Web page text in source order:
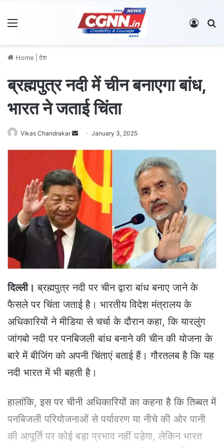
Log In
Home देश
ब्रह्मपुत्र नदी में चीन बनाएगा बांध,
भारत ने जताई चिंता
Vikas Chandrakar
a
n
e
m
January 3, 2025
दिल्ली। ब्रह्मपुत्र नदी पर चीन द्वारा बांध बनाए जाने के
फैसले पर चिंता जताई है। भारतीय विदेश मंत्रालय के
अधिकारियों ने मीडिया से चर्चा के दौरान कहा, कि यारलुंग
जांगबो नदी पर पनबिजली बांध बनाने की चीन की योजना के
बारे में बीजिंग को अपनी चिंताएं बताई हैं। गौरतलब है कि यह
नदी भारत में भी बहती है।
हालांकि, इस पर चीनी अधिकारियों का कहना है कि तिब्बत में
पनबिजली परियोजनाओं से पर्यावरण या नीचे की ओर पानी
की आपूर्ति पर कोई बड़ा प्रभाव नहीं पड़ेगा, लेकिन भारत